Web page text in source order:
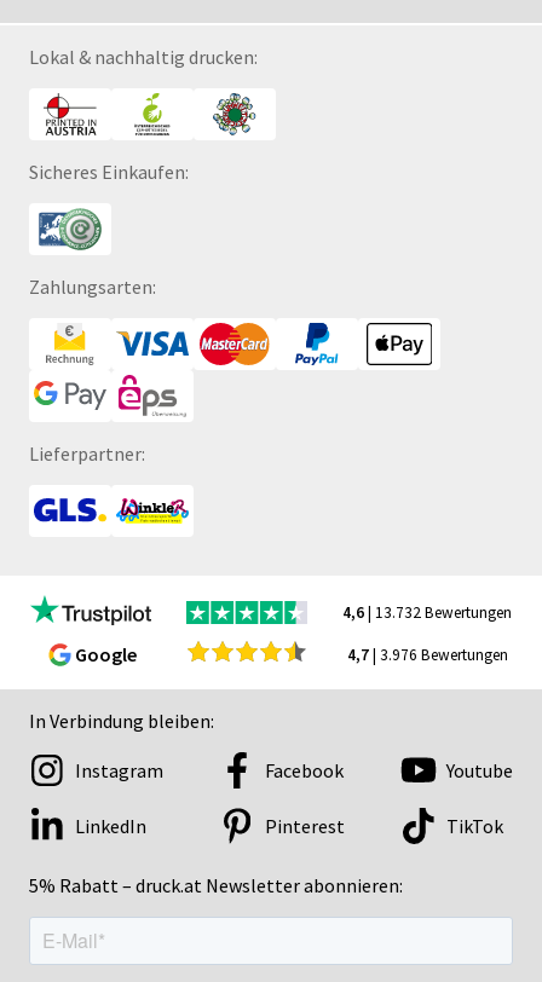
Lokal & nachhaltig drucken:
Sicheres Einkaufen:
Zahlungsarten:
Lieferpartner:
4,6| 13.732 Bewertungen
Google 4,7| 3.976 Bewertungen
In Verbindung bleiben:
5% Rabatt – druck.at Newsletter abonnieren:
Instagram Facebook Youtube
LinkedIn Pinterest TikTok